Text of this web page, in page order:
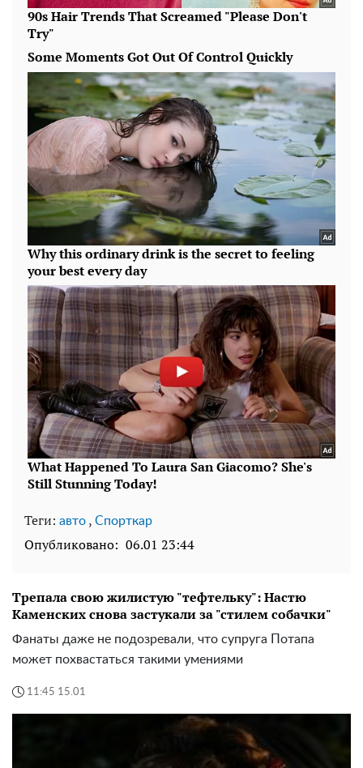
Теги: авто , Спорткар
Опубликовано: 06.01 23:44
Трепала свою жилистую "тефтельку": Настю
Каменских снова застукали за "стилем собачки"
Фанаты даже не подозревали, что супруга Потапа
может похвастаться такими умениями
11:45 15.01